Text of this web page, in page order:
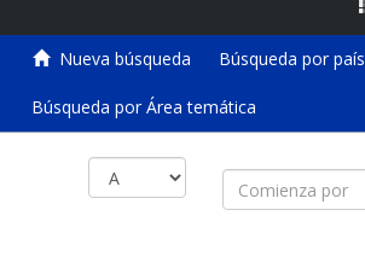
Nueva búsqueda Búsqueda por país
Búsqueda por Área temática